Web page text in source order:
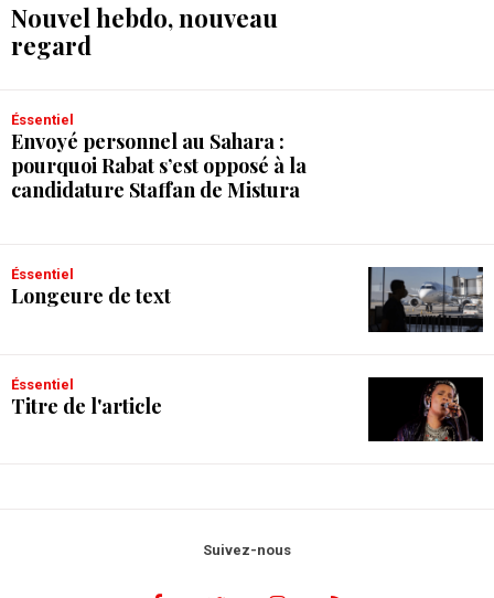
Nouvel hebdo, nouveau
regard
Éssentiel
Envoyé personnel au Sahara :
pourquoi Rabat s’est opposé à la
candidature Staffan de Mistura
Éssentiel
Longeure de text
Éssentiel
Titre de l'article
Suivez-nous